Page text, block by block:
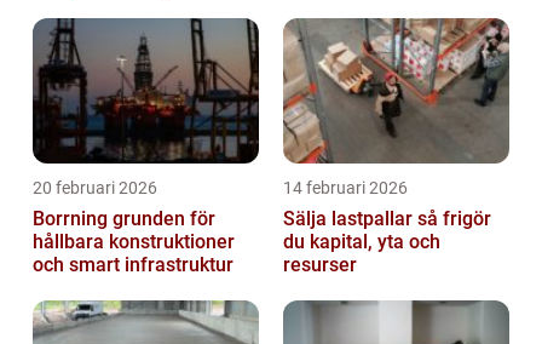
20 februari 2026
Borrning grunden för
hållbara konstruktioner
och smart infrastruktur
14 februari 2026
Sälja lastpallar så frigör
du kapital, yta och
resurser